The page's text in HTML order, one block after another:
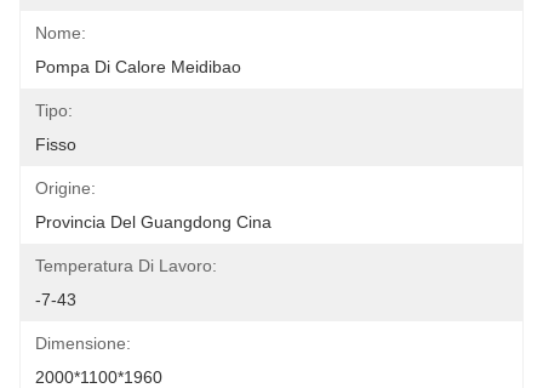
Nome:
Pompa Di Calore Meidibao
Tipo:
Fisso
Origine:
Provincia Del Guangdong Cina
Temperatura Di Lavoro:
-7-43
Dimensione:
2000*1100*1960